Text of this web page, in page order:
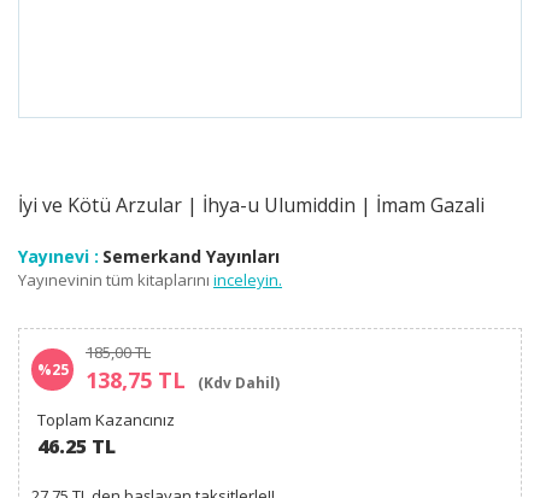
İyi ve Kötü Arzular | İhya-u Ulumiddin | İmam Gazali
Yayınevi : Semerkand Yayınları
Yayınevinin tüm kitaplarını inceleyin.
%25
185,00 TL
138,75 TL (Kdv Dahil)
Toplam Kazancınız
46.25 TL